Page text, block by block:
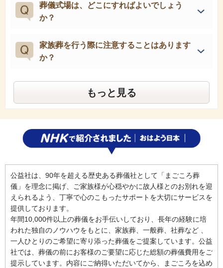
葬儀式場は、どこにすればよいでしょう
か？
家族葬を行う際に注意することはあります
か？
もっと見る
公益社は、90年を超える歴史ある葬儀社として「まごころ葬
儀」を理念に掲げ、ご家族様が心穏やかに故人様とのお別れを迎
えられるよう、丁寧で心のこもったサポートを大切にサービスを
提供しております。
年間10,000件以上の葬儀をお手伝いしており、長年の経験に培
われた独自のノウハウをもとに、家族葬、一般葬、社葬など 、
一人ひとりのご希望に寄り添った葬儀をご提案しています。公益
社では、葬儀の前にお客様のご要望に応じた総額の葬儀費用をご
提示しています。内容にご納得いただいてから、まごころを込め